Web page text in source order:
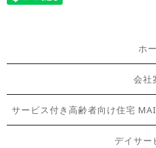
ホ
会社
サービス付き高齢者向け住宅
デイサー